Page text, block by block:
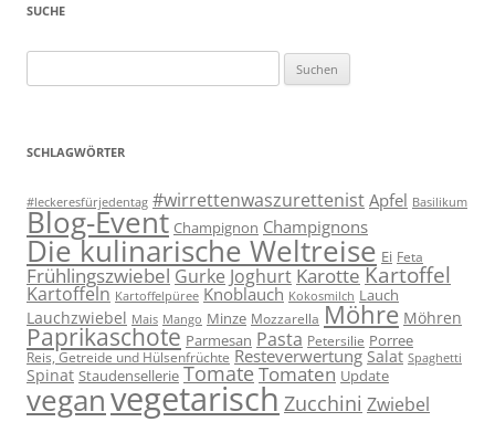
SUCHE
nach:
SCHLAGWÖRTER
#leckeresfürjedentag #wirrettenwaszurettenist Apfel Basilikum
Blog-Event Champignon Champignons
Die kulinarische Weltreise Ei Feta
Frühlingszwiebel Gurke Joghurt Karotte Kartoffel
Kartoffeln Kartoffelpüree Knoblauch Kokosmilch Lauch
Lauchzwiebel Mais Mango Minze Mozzarella Möhre Möhren
Paprikaschote Parmesan Pasta Petersilie Porree
Reis, Getreide und Hülsenfrüchte Resteverwertung Salat Spaghetti
Spinat Staudensellerie TomateTomaten Update
veganvegetarischZucchini Zwiebel